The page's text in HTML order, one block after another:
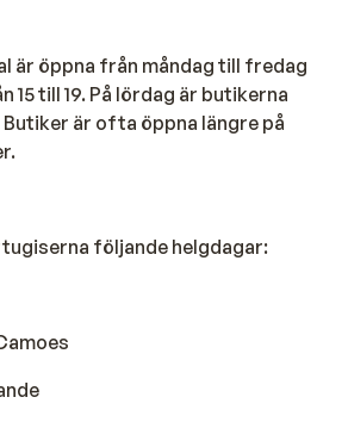
är öppna från måndag till fredag
15 till 19. På lördag är butikerna
Butiker är ofta öppna längre på
följande helgdagar: